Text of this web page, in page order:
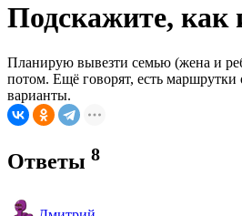
Подскажите, как
Планирую вывезти семью (жена и
потом. Ещё говорят, есть маршрутки
варианты.
Ответы 8